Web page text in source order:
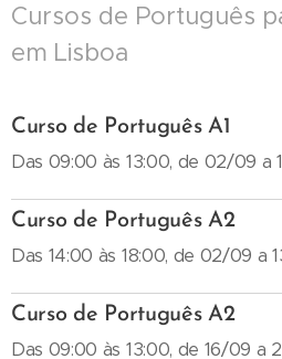
Cursos de Português
em Lisboa
Curso de Português A1
Das 09:00 às 13:00, de 02/09 a
Curso de Português A2
Das 14:00 às 18:00, de 02/09 a
Curso de Português A2
Das 09:00 às 13:00, de 16/09 a